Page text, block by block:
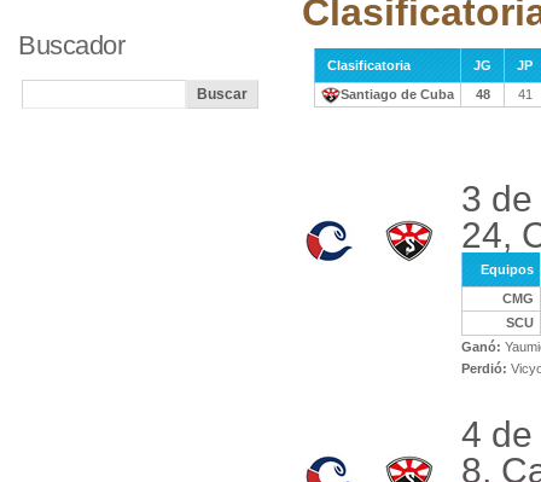
Clasificatoria JG
JP
Santiago de Cuba
48 41
3
24,
Equipos
CMG
SCU
Ganó:
Perdió:
4
8,
Buscador